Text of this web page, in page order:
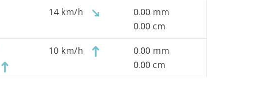
14 km/h
0.00 mm
0.00 cm
10 km/h
0.00 mm
0.00 cm